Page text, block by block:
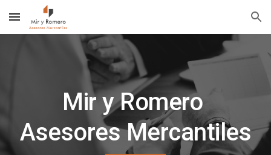
Skip to main content Skip to navigation
Mir y Romero
Asesores Mercantiles